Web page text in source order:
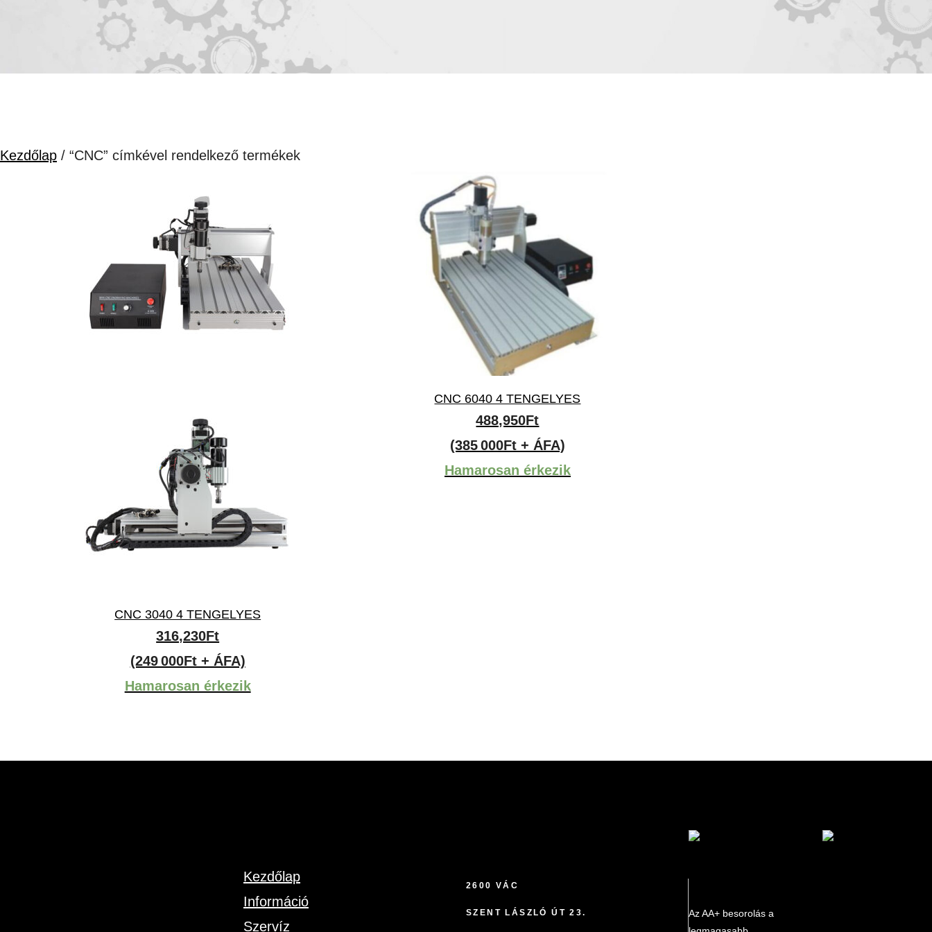
Kezdőlap / “CNC” címkével rendelkező termékek
CNC 3040 4 TENGELYES
316,230Ft
(249 000Ft + ÁFA)
Hamarosan érkezik
CNC 6040 4 TENGELYES
488,950Ft
(385 000Ft + ÁFA)
Hamarosan érkezik
Kezdőlap
Információ
Szervíz
2600 VÁC
SZENT LÁSZLÓ ÚT 23.
Az AA+ besorolás a